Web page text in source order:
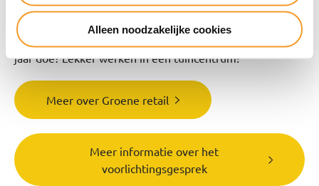
Alleen noodzakelijke cookies
ik startte met de opleiding, wist ik hier al best veel over,
het enige dat ik nog meer had willen weten is iets meer
informatie over de vakken die je krijgt. Wat ik over vijf
jaar doe? Lekker werken in een tuincentrum!”
Meer over Groene retail
Meer informatie over het
voorlichtingsgesprek